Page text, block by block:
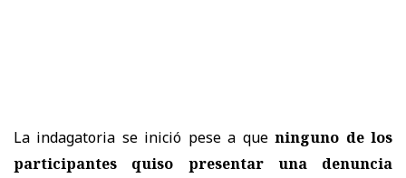
La indagatoria se inició pese a queninguno de los
participantes quiso presentar una denuncia